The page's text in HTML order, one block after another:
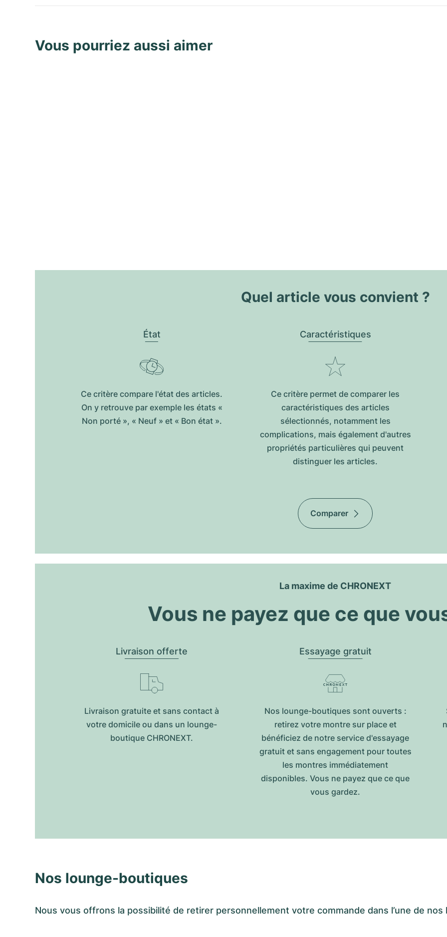
Vous pourriez aussi aimer
Quel article vous convient ?
État
Ce critère compare l'état des articles.
On y retrouve par exemple les états «
Non porté », « Neuf » et « Bon état ».
Caractéristiques
Ce critère permet de comparer les
caractéristiques des articles
sélectionnés, notamment les
complications, mais également d'autres
propriétés particulières qui peuvent
distinguer les articles.
Comparer
La maxime de CHRONEXT
Vous ne payez que ce que
Livraison offerte
Livraison gratuite et sans contact à
votre domicile ou dans un lounge-
boutique CHRONEXT.
Essayage gratuit
Nos lounge-boutiques sont ouverts :
retirez votre montre sur place et
bénéficiez de notre service d'essayage
gratuit et sans engagement pour toutes
les montres immédiatement
disponibles. Vous ne payez que ce que
vous gardez.
Nos lounge-boutiques
Nous vous offrons la possibilité de retirer personnellement votre commande dans l’une de nos